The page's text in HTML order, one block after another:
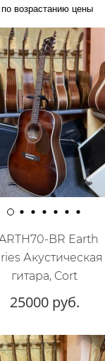
по возрастанию цены
BR Earth
Акустическая
гитара, Cort
25000 руб.